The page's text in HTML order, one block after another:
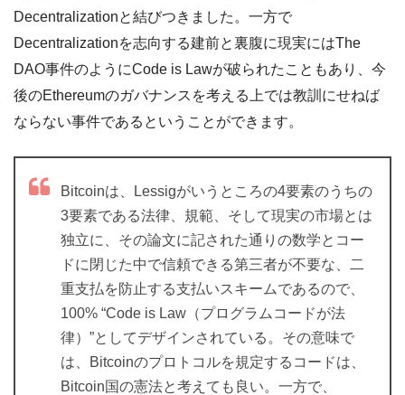
Decentralizationと結びつきました。一方で
Decentralizationを志向する建前と裏腹に現実にはThe
DAO事件のようにCode is Lawが破られたこともあり、今
後のEthereumのガバナンスを考える上では教訓にせねば
ならない事件であるということができます。
Bitcoinは、Lessigがいうところの4要素のうちの
3要素である法律、規範、そして現実の市場とは
独立に、その論文に記された通りの数学とコー
ドに閉じた中で信頼できる第三者が不要な、二
重支払を防止する支払いスキームであるので、
100% “Code is Law（プログラムコードが法
律）”としてデザインされている。その意味で
は、Bitcoinのプロトコルを規定するコードは、
Bitcoin国の憲法と考えても良い。一方で、